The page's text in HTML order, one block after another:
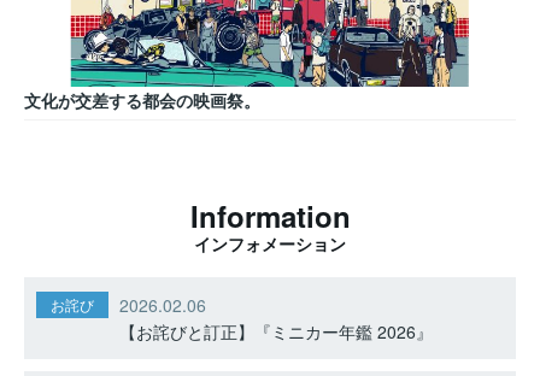
文化が交差する都会の映画祭。
Information
インフォメーション
お詫び
2026.02.06
【お詫びと訂正】『ミニカー年鑑 2026』